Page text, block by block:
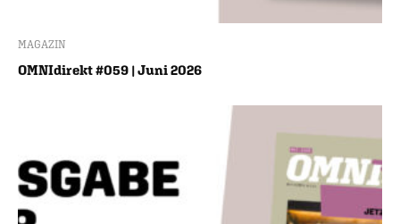
MAGAZIN
OMNIdirekt #059 | Juni 2026